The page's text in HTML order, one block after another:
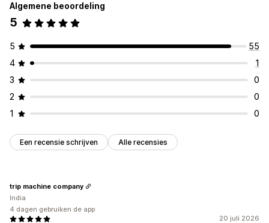
Algemene beoordeling
5
5
55
4
1
3
0
2
0
1
0
Een recensie schrijven Alle recensies
20 juli 2026
trip machine company
India
4 dagen gebruiken de app